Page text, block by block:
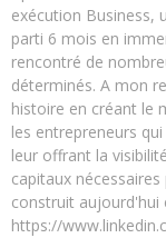
exécution Business,
parti 6 mois en
rencontré de
déterminés. A mon
histoire en créant le
les entrepreneurs
leur offrant la
capitaux
construit aujourd'hui
https://